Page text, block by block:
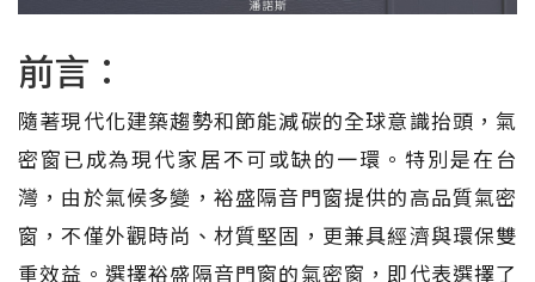
前言：
隨著現代化建築趨勢和節能減碳的全球意識抬頭，氣
密窗已成為現代家居不可或缺的一環。特別是在台
灣，由於氣候多變，裕盛隔音門窗提供的高品質氣密
窗，不僅外觀時尚、材質堅固，更兼具經濟與環保雙
重效益。選擇裕盛隔音門窗的氣密窗，即代表選擇了